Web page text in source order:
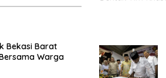
Bekasi Barat
Warga